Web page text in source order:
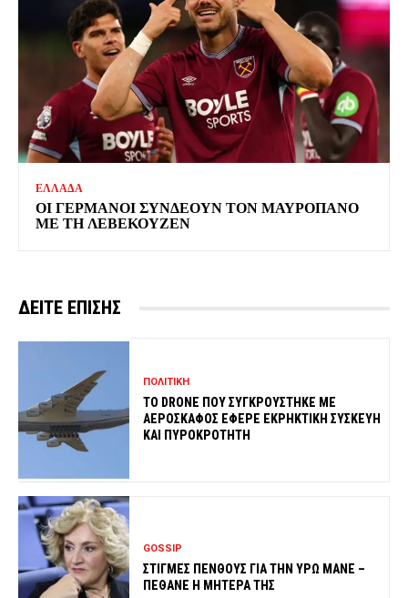
ΕΛΛΑΔΑ
ΟΙ ΓΕΡΜΑΝΟΙ ΣΥΝΔΕΟΥΝ ΤΟΝ ΜΑΥΡΟΠΑΝΟ
ΜΕ ΤΗ ΛΕΒΕΚΟΥΖΕΝ
ΔΕΙΤΕ ΕΠΙΣΗΣ
ΠΟΛΙΤΙΚΗ
ΤΟ DRONE ΠΟΥ ΣΥΓΚΡΟΥΣΤΗΚΕ ΜΕ
ΑΕΡΟΣΚΑΦΟΣ ΕΦΕΡΕ ΕΚΡΗΚΤΙΚΗ ΣΥΣΚΕΥΗ
ΚΑΙ ΠΥΡΟΚΡΟΤΗΤΗ
GOSSIP
ΣΤΙΓΜΕΣ ΠΕΝΘΟΥΣ ΓΙΑ ΤΗΝ ΥΡΩ ΜΑΝΕ –
ΠΕΘΑΝΕ Η ΜΗΤΕΡΑ ΤΗΣ